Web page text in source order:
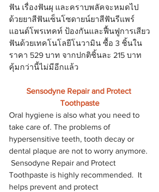
ฟัน เรื่องฟันผุ และคราบพลัคจะหมดไป
ด้วยยาสีฟันเซ็นโซดายน์ยาสีฟันรีแพร์
แอนด์โพรเทคท์ ป้องกันและฟื้นฟูการเสียว
ฟันด้วยเทคโนโลยีโนวามิน ซื้อ 3 ชิ้นใน
ราคา 529 บาท จากปกติชิ้นละ 215 บาท
คุ้มกว่านี้ไม่มีอีกแล้ว
Sensodyne Repair and Protect
Toothpaste
Oral hygiene is also what you need to
take care of. The problems of
hypersensitive teeth, tooth decay or
dental plaque are not to worry anymore.
Sensodyne Repair and Protect
Toothpaste is highly recommended.  It
helps prevent and protect